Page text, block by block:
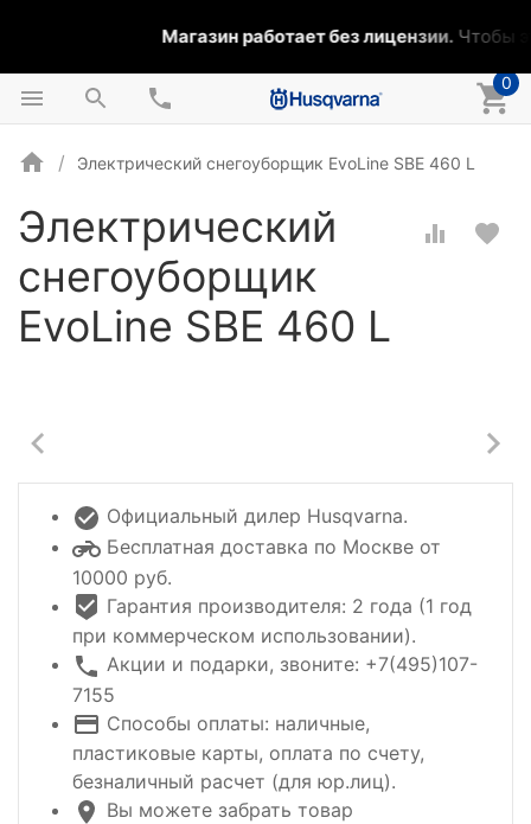
Магазин работает без лицензии.Чтобы
0
Электрический снегоуборщик EvoLine SBE 460 L
Электрический
снегоуборщик
EvoLine SBE 460 L
Официальный дилер Husqvarna.
Бесплатная доставка по Москве от
10000 руб.
Гарантия производителя: 2 года (1 год
при коммерческом использовании).
Акции и подарки, звоните: +7(495)107-
7155
Способы оплаты: наличные,
пластиковые карты, оплата по счету,
безналичный расчет (для юр.лиц).
Вы можете забрать товар